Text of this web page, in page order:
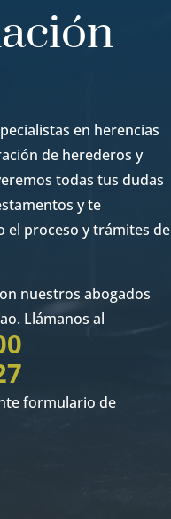
en herencias
de herederos y
todas tus dudas
y te
el proceso y trámites de
nuestros abogados
Llámanos al
formulario de